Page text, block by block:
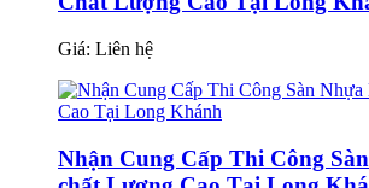
Giá: Liên hệ
Nhận Cung Cấp Thi Công